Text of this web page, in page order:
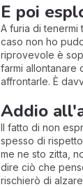
E poi
A furia di
caso non ho
riprovevole è
farmi allontanare
affrontarle. È
Addio
Il fatto di non
spesso di
me ne sto zitta,
dire ciò che
rischierò di